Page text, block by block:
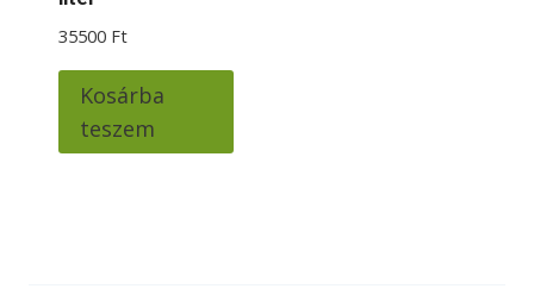
35500 Ft
Kosárba
teszem